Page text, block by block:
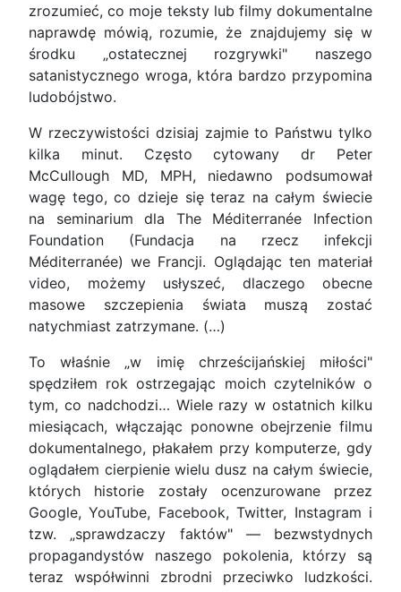
zrozumieć, co moje teksty lub filmy dokumentalne
naprawdę mówią, rozumie, że znajdujemy się w
środku „ostatecznej rozgrywki" naszego
satanistycznego wroga, która bardzo przypomina
ludobójstwo.
W rzeczywistości dzisiaj zajmie to Państwu tylko
kilka minut. Często cytowany dr Peter
McCullough MD, MPH, niedawno podsumował
wagę tego, co dzieje się teraz na całym świecie
na seminarium dla The Méditerranée Infection
Foundation (Fundacja na rzecz infekcji
Méditerranée) we Francji. Oglądając ten materiał
video, możemy usłyszeć, dlaczego obecne
masowe szczepienia świata muszą zostać
natychmiast zatrzymane. (…)
To właśnie „w imię chrześcijańskiej miłości"
spędziłem rok ostrzegając moich czytelników o
tym, co nadchodzi… Wiele razy w ostatnich kilku
miesiącach, włączając ponowne obejrzenie filmu
dokumentalnego, płakałem przy komputerze, gdy
oglądałem cierpienie wielu dusz na całym świecie,
których historie zostały ocenzurowane przez
Google, YouTube, Facebook, Twitter, Instagram i
tzw. „sprawdzaczy faktów" — bezwstydnych
propagandystów naszego pokolenia, którzy są
teraz współwinni zbrodni przeciwko ludzkości.